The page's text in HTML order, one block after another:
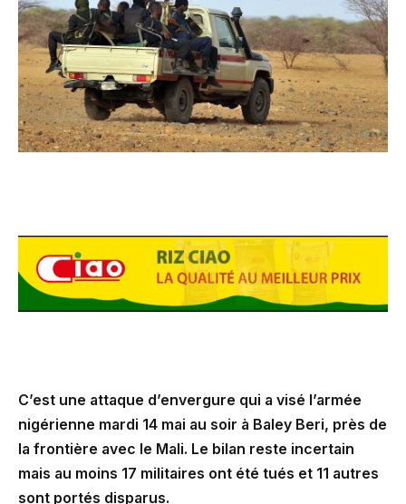
C’est une attaque d’envergure qui a visé l’armée
nigérienne mardi 14 mai au soir à Baley Beri, près de
la frontière avec le Mali. Le bilan reste incertain
mais au moins 17 militaires ont été tués et 11 autres
sont portés disparus.